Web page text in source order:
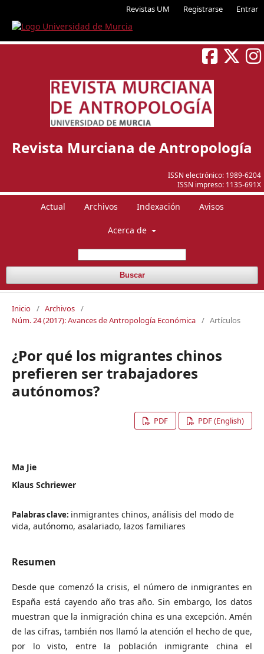
Revistas UM Registrarse Entrar
ISSN electrónico: 1989-6204
ISSN impreso: 1135-691X
Revista Murciana de Antropología
Actual Archivos Indexación Avisos
Acerca de
Buscar
Inicio / Archivos /
Núm. 24 (2017): Avances de Antropología Económica / Artículos
¿Por qué los migrantes chinos
prefieren ser trabajadores
autónomos?
PDF PDF (English)
Ma Jie
Klaus Schriewer
Palabras clave: inmigrantes chinos, análisis del modo de
vida, autónomo, asalariado, lazos familiares
Resumen
Desde que comenzó la crisis, el número de inmigrantes en
España está cayendo año tras año. Sin embargo, los datos
muestran que la inmigración china es una excepción. Amén
de las cifras, también nos llamó la atención el hecho de que,
por lo visto, entre la población inmigrante china el